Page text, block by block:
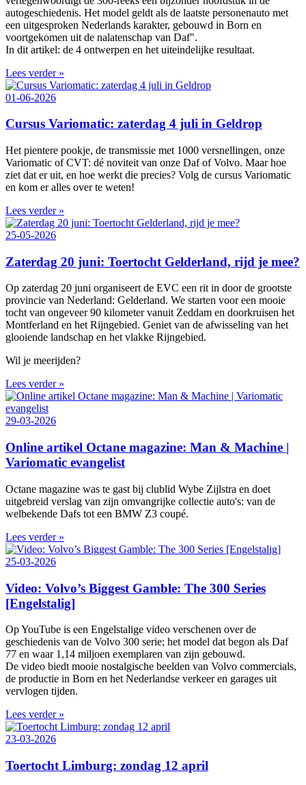
autogeschiedenis. Het model geldt als de laatste personenauto met
een uitgesproken Nederlands karakter, gebouwd in Born en
voortgekomen uit de nalatenschap van Daf".
In dit artikel: de 4 ontwerpen en het uiteindelijke resultaat.
Lees verder »
01-06-2026
Cursus Variomatic: zaterdag 4 juli in Geldrop
Het pientere pookje, de transmissie met 1000 versnellingen, onze
Variomatic of CVT: dé noviteit van onze Daf of Volvo. Maar hoe
ziet dat er uit, en hoe werkt die precies? Volg de cursus Variomatic
en kom er alles over te weten!
Lees verder »
25-05-2026
Zaterdag 20 juni: Toertocht Gelderland, rijd je mee?
Op zaterdag 20 juni organiseert de EVC een rit in door de grootste
provincie van Nederland: Gelderland. We starten voor een mooie
tocht van ongeveer 90 kilometer vanuit Zeddam en doorkruisen het
Montferland en het Rijngebied. Geniet van de afwisseling van het
glooiende landschap en het vlakke Rijngebied.
Wil je meerijden?
Lees verder »
29-03-2026
Online artikel Octane magazine: Man & Machine |
Variomatic evangelist
Octane magazine was te gast bij clublid Wybe Zijlstra en doet
uitgebreid verslag van zijn omvangrijke collectie auto's: van de
welbekende Dafs tot een BMW Z3 coupé.
Lees verder »
25-03-2026
Video: Volvo’s Biggest Gamble: The 300 Series
[Engelstalig]
Op YouTube is een Engelstalige video verschenen over de
geschiedenis van de Volvo 300 serie; het model dat begon als Daf
77 en waar 1,14 miljoen exemplaren van zijn gebouwd.
De video biedt mooie nostalgische beelden van Volvo commercials,
de productie in Born en het Nederlandse verkeer en garages uit
vervlogen tijden.
Lees verder »
23-03-2026
Toertocht Limburg: zondag 12 april